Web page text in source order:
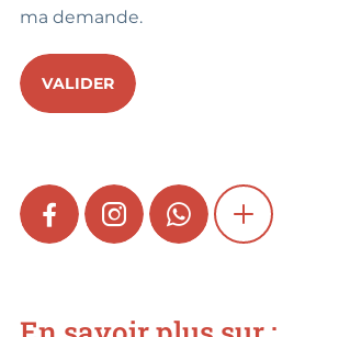
ma demande.
VALIDER
FACEBOOKINSTAGRAMWHATSAPPSHOW MORE